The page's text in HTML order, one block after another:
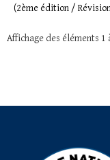
(2ème édition /
Affichage des éléments 1